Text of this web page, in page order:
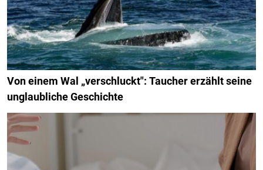
Von einem Wal „verschluckt": Taucher erzählt seine
unglaubliche Geschichte